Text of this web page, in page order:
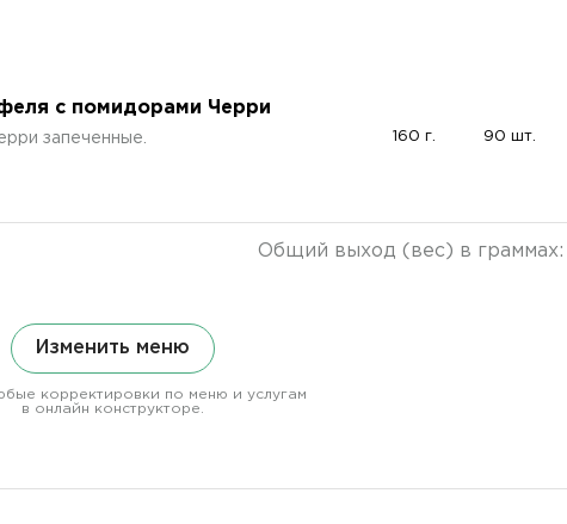
с помидорами Черри
запеченные.
160 г. 90 шт.
Общий выход (вес) в граммах:
Изменить меню
корректировки по меню и услугам
в онлайн конструкторе.